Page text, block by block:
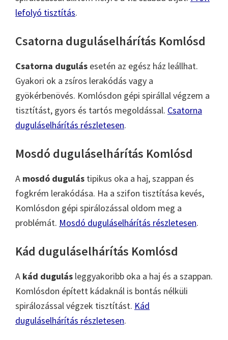
lefolyó tisztítás.
Csatorna duguláselhárítás Komlósd
Csatorna dugulás esetén az egész ház leállhat.
Gyakori ok a zsíros lerakódás vagy a
gyökérbenövés. Komlósdon gépi spirállal végzem a
tisztítást, gyors és tartós megoldással. Csatorna
duguláselhárítás részletesen.
Mosdó duguláselhárítás Komlósd
A mosdó dugulás tipikus oka a haj, szappan és
fogkrém lerakódása. Ha a szifon tisztítása kevés,
Komlósdon gépi spirálozással oldom meg a
problémát. Mosdó duguláselhárítás részletesen.
Kád duguláselhárítás Komlósd
A kád dugulás leggyakoribb oka a haj és a szappan.
Komlósdon épített kádaknál is bontás nélküli
spirálozással végzek tisztítást. Kád
duguláselhárítás részletesen.